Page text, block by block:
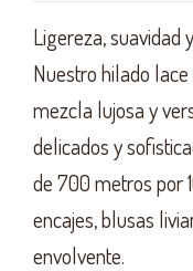
Ligereza, suavidad
Nuestro hilado
mezcla lujosa y
delicados y
de 700 metros por
encajes, blusas
envolvente.